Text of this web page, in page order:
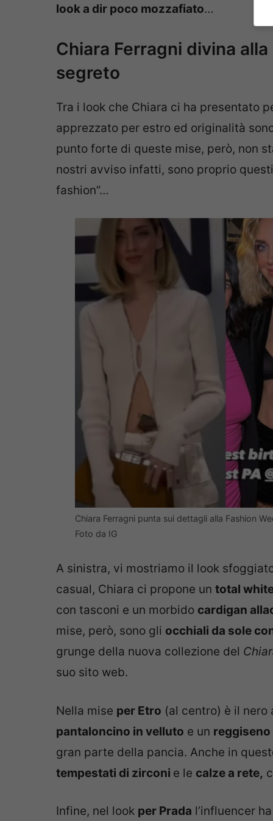
look a dir poco mozzafiato…
Chiara Ferragni divina
segreto
Tra i look che Chiara ci ha presentato
apprezzato per estro ed originalità
punto forte di queste mise, però, non
nostri avviso infatti, sono proprio
fashion”…
Chiara Ferragni punta sui dettagli alla Fashion
Foto da IG
A sinistra, vi mostriamo il look
casual, Chiara ci propone un total
con tasconi e un morbido cardigan
mise, però, sono gli occhiali da sole
grunge della nuova collezione del
suo sito web.
Nella mise per Etro (al centro) è il nero
pantaloncino in velluto e un reggiseno
gran parte della pancia. Anche in
tempestati di zirconi e le calze a rete,
Infine, nel look per Prada l’influencer